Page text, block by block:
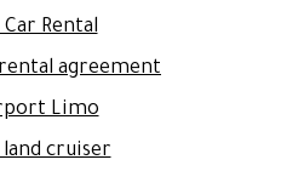
Car Rental
agreement
Limo
cruiser